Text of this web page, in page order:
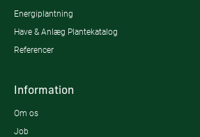
Energiplantning
Have & Anlæg Plantekatalog
Referencer
Information
Om os
Job